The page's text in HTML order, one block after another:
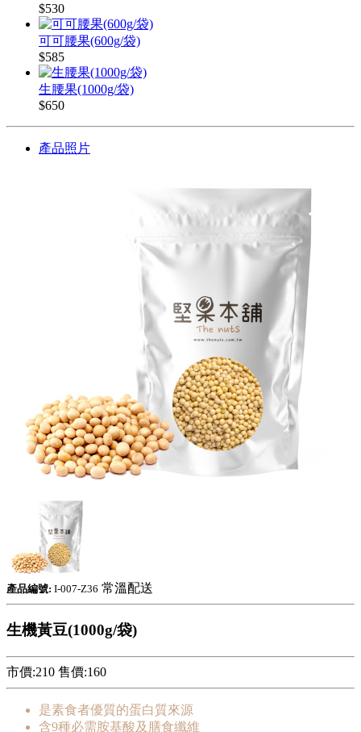
$530
可可腰果(600g/袋)
$585
生腰果(1000g/袋)
$650
產品照片
產品編號: I-007-Z36 常溫配送
生機黃豆(1000g/袋)
市價:210 售價:160
是素食者優質的蛋白質來源
含9種必需胺基酸及膳食纖維